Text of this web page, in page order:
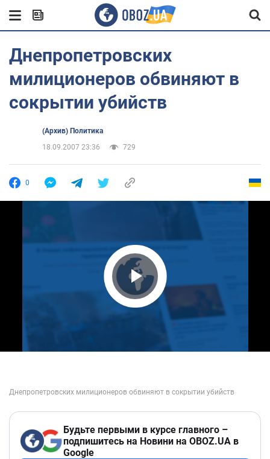
Днепропетровских
милиционеров обвиняют в
сокрытии убийств
(Архив) Политика
18.09.2007 23:36
729
0
Play Video
Будьте первыми в курсе главного –
подпишитесь на Новини на OBOZ.UA в
Google